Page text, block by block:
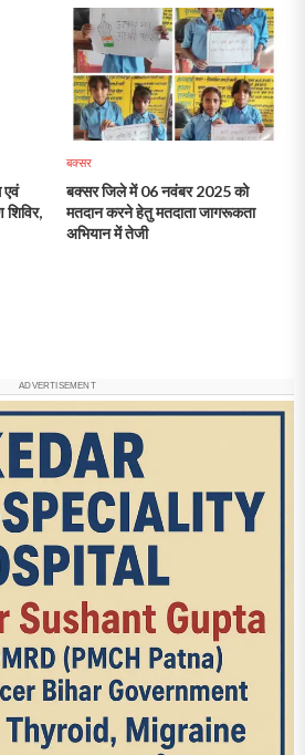
एवं
बक्सर
बक्सर जिले में 06 नवंबर 2025 को
मतदान करने हेतु मतदाता जागरूकता
अभियान में तेजी
ADVERTISEMENT